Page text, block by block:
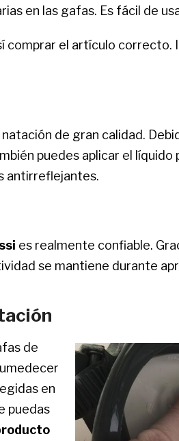
en las gafas. Es fácil de
el artículo correcto.
de gran calidad.
puedes aplicar el
antirreflejantes.
es realmente confiable.
se mantiene durante
de
en
puedas